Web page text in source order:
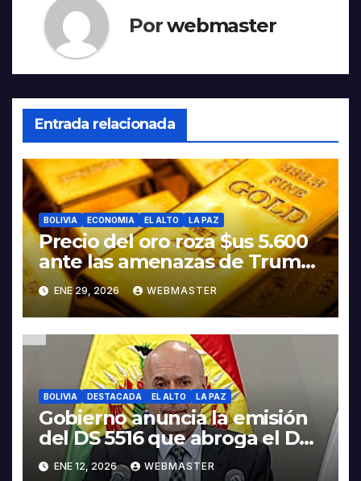
Porwebmaster
Entrada relacionada
BOLIVIA ECONOMIA EL ALTO LA PAZ
Precio del oro roza $us 5.600
ante las amenazas de Trump
contra Irán
ENE 29, 2026 WEBMASTER
BOLIVIA DESTACADA EL ALTO LA PAZ
Gobierno anuncia la emisión
del DS 5516 que abroga el DS
5503
ENE 12, 2026 WEBMASTER